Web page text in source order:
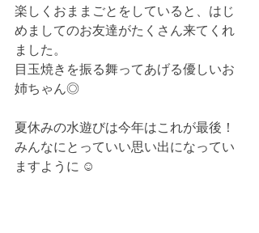
楽しくおままごとをしていると、はじ
めましてのお友達がたくさん来てくれ
ました。
目玉焼きを振る舞ってあげる優しいお
姉ちゃん◎
夏休みの水遊びは今年はこれが最後！
みんなにとっていい思い出になってい
ますように ☺︎